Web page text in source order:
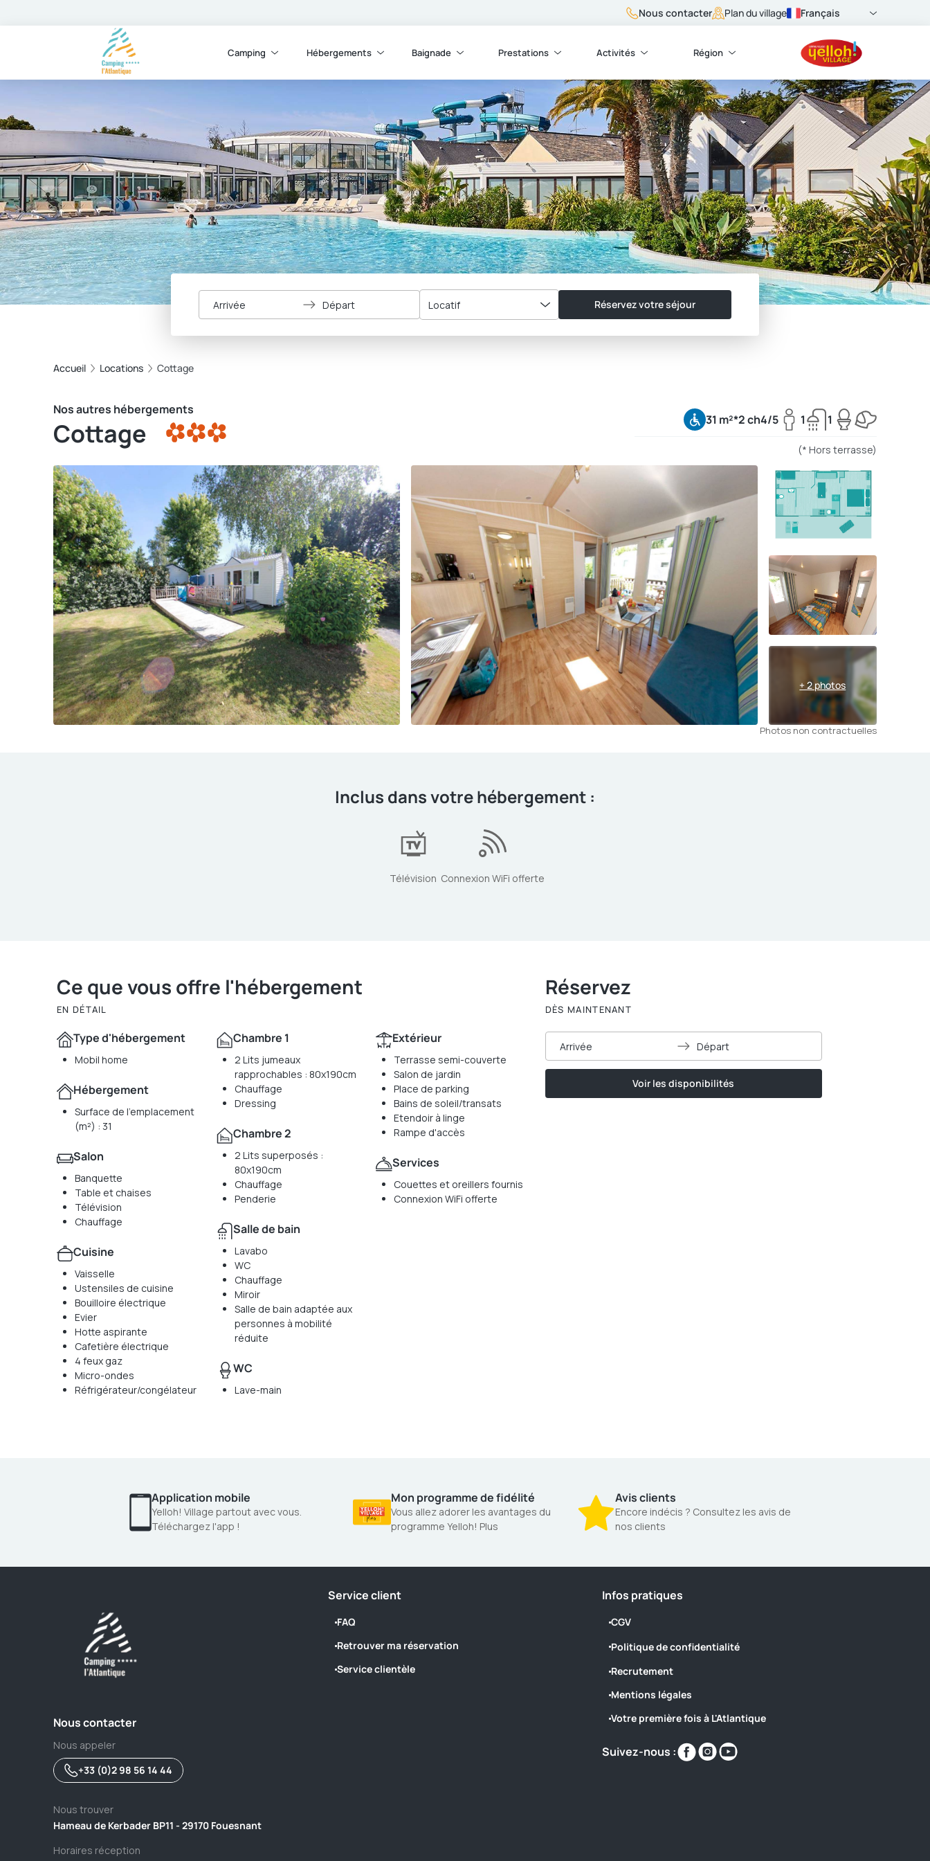
Nous contacter Plan du village Français
Camping Hébergements Baignade Prestations Activités Région
Arrivée Départ Locatif Réservez votre séjour
Accueil Locations Cottage
Nos autres hébergements
Cottage 31 m²*2 ch4/5 1 1
(* Hors terrasse)
+ 2 photos
Photos non contractuelles
Inclus dans votre hébergement :
Télévision Connexion WiFi offerte
Ce que vous offre l'hébergement
EN DÉTAIL
Type d'hébergement
Mobil home
Hébergement
Surface de l'emplacement
(m²) : 31
Salon
Banquette
Table et chaises
Télévision
Chauffage
Cuisine
Vaisselle
Ustensiles de cuisine
Bouilloire électrique
Evier
Hotte aspirante
Cafetière électrique
4 feux gaz
Micro-ondes
Réfrigérateur/congélateur
Chambre 1
2 Lits jumeaux
rapprochables : 80x190cm
Chauffage
Dressing
Chambre 2
2 Lits superposés :
80x190cm
Chauffage
Penderie
Salle de bain
Lavabo
WC
Chauffage
Miroir
Salle de bain adaptée aux
personnes à mobilité
réduite
WC
Lave-main
Extérieur
Terrasse semi-couverte
Salon de jardin
Place de parking
Bains de soleil/transats
Etendoir à linge
Rampe d'accès
Services
Couettes et oreillers fournis
Connexion WiFi offerte
Réservez
DÈS MAINTENANT
Arrivée Départ
Voir les disponibilités
Application mobile
Yelloh! Village partout avec vous.
Téléchargez l'app !
Mon programme de fidélité
Vous allez adorer les avantages du
programme Yelloh! Plus
Avis clients
Encore indécis ? Consultez les avis de
nos clients
Nous contacter
Nous appeler
+33 (0)2 98 56 14 44
Nous trouver
Hameau de Kerbader BP11 - 29170 Fouesnant
Horaires réception
Service client
FAQ
Retrouver ma réservation
Service clientèle
Infos pratiques
CGV
Politique de confidentialité
Recrutement
Mentions légales
Votre première fois à L'Atlantique
Suivez-nous :
Retrouvez-
nous
Retrouvez-
nous